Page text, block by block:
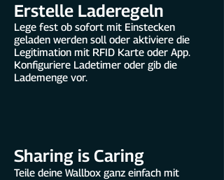
Erstelle Laderegeln
Lege fest ob sofort mit Einstecken
geladen werden soll oder aktiviere die
Legitimation mit RFID Karte oder App.
Konfiguriere Ladetimer oder gib die
Lademenge vor.
Sharing is Caring
Teile deine Wallbox ganz einfach mit